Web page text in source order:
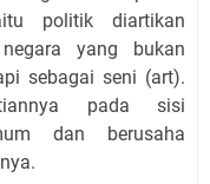
politik diartikan
yang bukan
sebagai seni (art).
pada sisi
dan berusaha